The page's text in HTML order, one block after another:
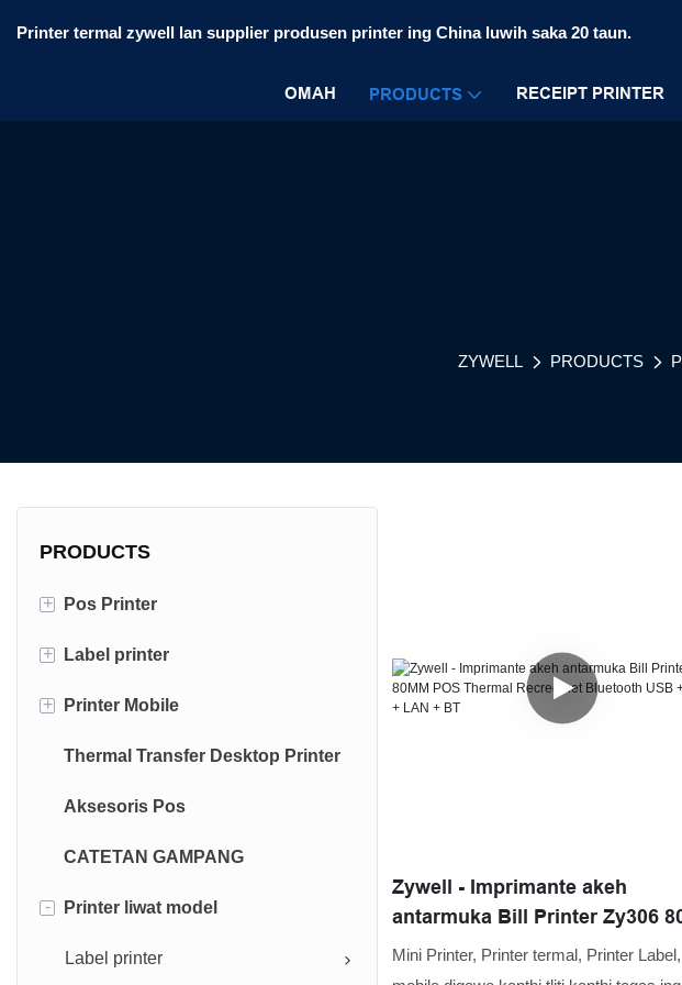
Printer termal zywell lan supplier produsen printer ing China luwih saka 20 taun.
OMAH PRODUCTS RECEIPT PRINTER
ZYWELL PRODUCTS
PRODUCTS
+ Pos Printer
Printer Resi 80mm
Printer Resi 58mm
+ Label printer
Printer label label 4 inci
Printer label label 3 inci
+ Printer Mobile
Printer Panrimo Portable
Portable Label Printer
Thermal Transfer Desktop Printer
Aksesoris Pos
CATETAN GAMPANG
- Printer liwat model
Label printer
Zywell - Imprimante akeh
antarmuka Bill Printer Zy306
POS Thermal Recreothet
USB + RS232 + LAN + BT
Mini Printer, Printer termal, Printer